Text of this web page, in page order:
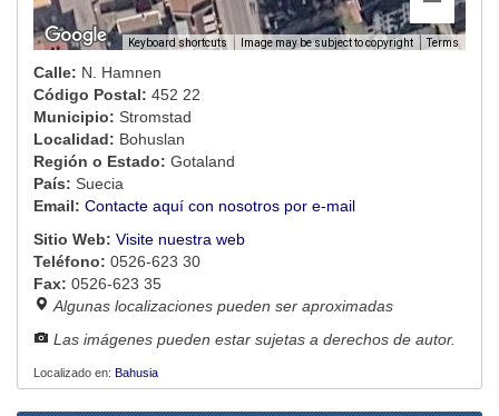
Keyboard shortcuts Image may be subject to copyright Terms
Calle: N. Hamnen
Código Postal: 452 22
Municipio: Stromstad
Localidad: Bohuslan
Región o Estado: Gotaland
País: Suecia
Email: Contacte aquí con nosotros por e-mail
Sitio Web: Visite nuestra web
Teléfono: 0526-623 30
Fax: 0526-623 35
Algunas localizaciones pueden ser aproximadas
Las imágenes pueden estar sujetas a derechos de autor.
Localizado en: Bahusia